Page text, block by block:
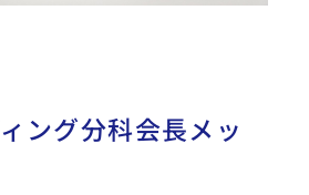
ング分科会長メッ